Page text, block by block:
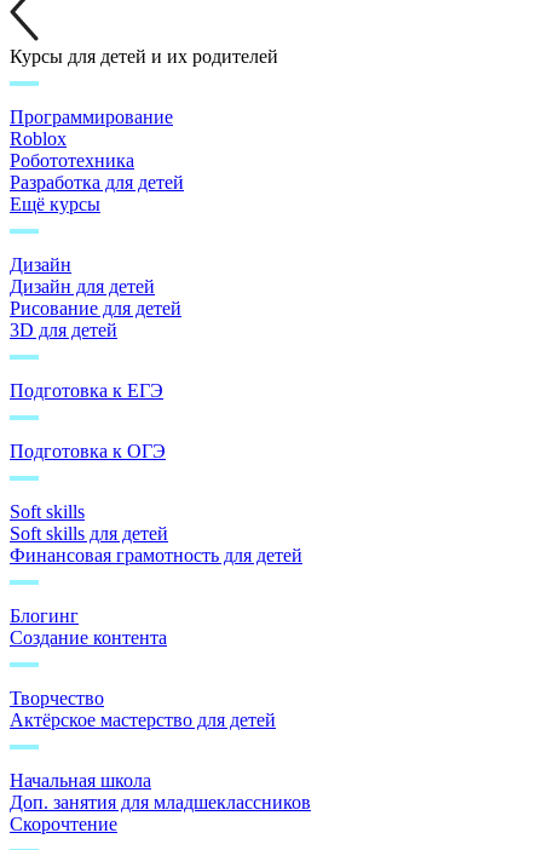
Курсы для детей и их родителей
Программирование
Roblox
Робототехника
Разработка для детей
Ещё курсы
Дизайн
Дизайн для детей
Рисование для детей
3D для детей
Подготовка к ЕГЭ
Подготовка к ОГЭ
Soft skills
Soft skills для детей
Финансовая грамотность для детей
Блогинг
Создание контента
Творчество
Актёрское мастерство для детей
Начальная школа
Доп. занятия для младшеклассников
Скорочтение